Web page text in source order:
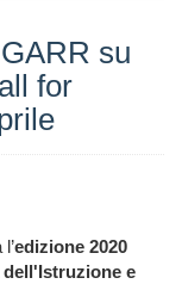
su
for
edizione 2020
dell'Istruzione e